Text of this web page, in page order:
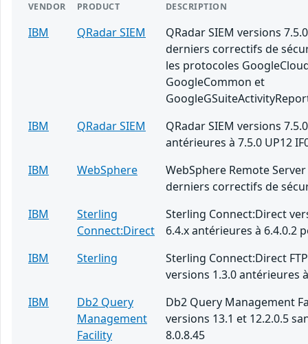
VENDOR PRODUCT DESCRIPTION
IBM QRadar SIEM
QRadar SIEM versions
derniers correctifs de
les protocoles
GoogleCommon et
IBM
QRadar SIEM
QRadar SIEM versions 7.5.0
antérieures à 7.5.0 UP12
IBM
WebSphere
WebSphere Remote
derniers correctifs de
IBM
Sterling
Connect:Direct
Sterling Connect:Direct
6.4.x antérieures à 6.4.0.2
IBM
Sterling
Sterling Connect:Direct
versions 1.3.0 antérieures
IBM
Db2 Query
Management
Facility
Db2 Query Management
versions 13.1 et 12.2.0.5
8.0.8.45